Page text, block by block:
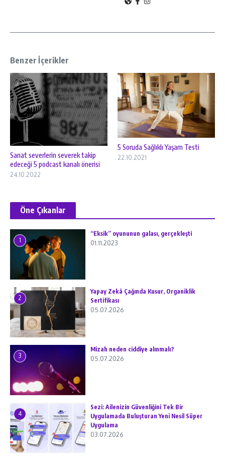
Benzer İçerikler
Sanat severlerin severek takip
edeceği 5 podcast kanalı önerisi
24.10.2022
5 Soruda Sağlıklı Yaşam Testi
22.10.2021
Öne Çıkanlar
1
“Eksik” oyununun galası, gerçekleşti
01.11.2023
2
Yapay Zekâ Çağında Kusur, Organiklik
Sertifikası
05.07.2026
3
Mizah neden ciddiye alınmalı?
05.07.2026
4
Sezi: Ailenizin Güvenliğini Tek Bir
Uygulamada Buluşturan Yeni Nesil Süper
Uygulama
03.07.2026